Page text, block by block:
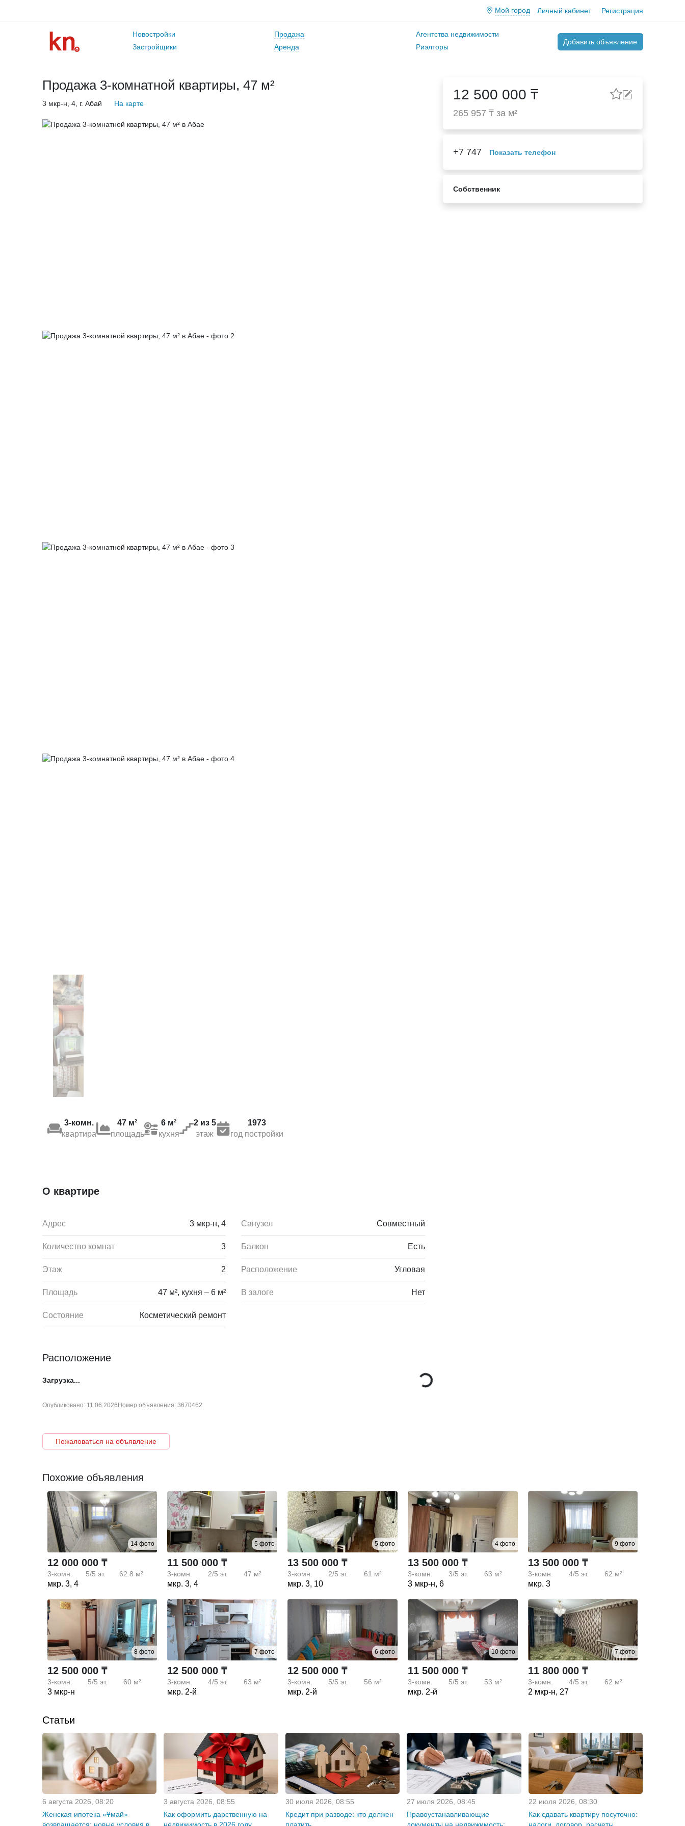
Мой город Личный кабинет Регистрация
Новостройки
Застройщики
Продажа
Аренда
Агентства недвижимости
Риэлторы
Добавить объявление
Продажа 3-комнатной квартиры, 47 м²
3 мкр-н, 4, г. Абай На карте
3-комн.
квартира
47 м²
площадь
6 м²
кухня
2 из 5
этаж
1973
год постройки
О квартире
Адрес 3 мкр-н, 4
Количество комнат 3
Этаж 2
Площадь 47 м², кухня – 6 м²
Состояние Косметический ремонт
Санузел Совместный
Балкон Есть
Расположение Угловая
В залоге Нет
Расположение
Загрузка...
Опубликовано: 11.06.2026 Номер объявления: 3670462
Пожаловаться на объявление
12 500 000 ₸
265 957 ₸ за м²
+7 747 Показать телефон
Собственник
Похожие объявления
14 фото
12 000 000 ₸
3-комн. 5/5 эт. 62.8 м²
мкр. 3, 4
5 фото
11 500 000 ₸
3-комн. 2/5 эт. 47 м²
мкр. 3, 4
5 фото
13 500 000 ₸
3-комн. 2/5 эт. 61 м²
мкр. 3, 10
4 фото
13 500 000 ₸
3-комн. 3/5 эт. 63 м²
3 мкр-н, 6
9 фото
13 500 000 ₸
3-комн. 4/5 эт. 62 м²
мкр. 3
8 фото
12 500 000 ₸
3-комн. 5/5 эт. 60 м²
3 мкр-н
7 фото
12 500 000 ₸
3-комн. 4/5 эт. 63 м²
мкр. 2-й
6 фото
12 500 000 ₸
3-комн. 5/5 эт. 56 м²
мкр. 2-й
10 фото
11 500 000 ₸
3-комн. 5/5 эт. 53 м²
мкр. 2-й
7 фото
11 800 000 ₸
3-комн. 4/5 эт. 62 м²
2 мкр-н, 27
Статьи
6 августа 2026, 08:20
Женская ипотека «Ұмай»
3 августа 2026, 08:55
Как оформить дарственную на
30 июля 2026, 08:55
Кредит при разводе: кто должен
27 июля 2026, 08:45
Правоустанавливающие
22 июля 2026, 08:30
Как сдавать квартиру посуточно: